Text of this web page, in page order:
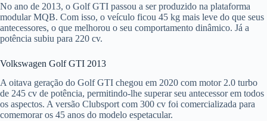
No ano de 2013, o Golf GTI passou a ser produzido na plataforma
modular MQB. Com isso, o veículo ficou 45 kg mais leve do que seus
antecessores, o que melhorou o seu comportamento dinâmico. Já a
potência subiu para 220 cv.
Volkswagen Golf GTI 2013
A oitava geração do Golf GTI chegou em 2020 com motor 2.0 turbo
de 245 cv de potência, permitindo-lhe superar seu antecessor em todos
os aspectos. A versão Clubsport com 300 cv foi comercializada para
comemorar os 45 anos do modelo espetacular.